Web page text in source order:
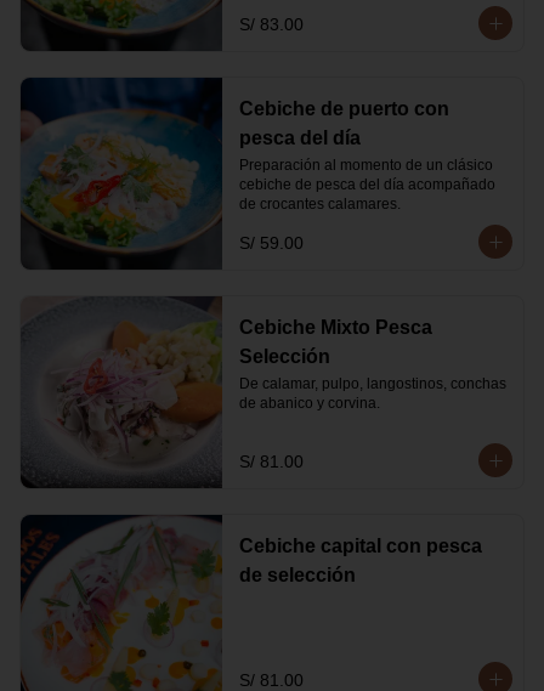
S/ 83.00
Cebiche de puerto con
pesca del día
Preparación al momento de un clásico
cebiche de pesca del día acompañado
de crocantes calamares.
S/ 59.00
Cebiche Mixto Pesca
Selección
De calamar, pulpo, langostinos, conchas
de abanico y corvina.
S/ 81.00
Cebiche capital con pesca
de selección
S/ 81.00